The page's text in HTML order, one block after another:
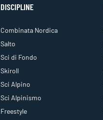
DISCIPLINE
Combinata Nordica
Salto
Sci di Fondo
Skiroll
Sci Alpino
Sci Alpinismo
Freestyle